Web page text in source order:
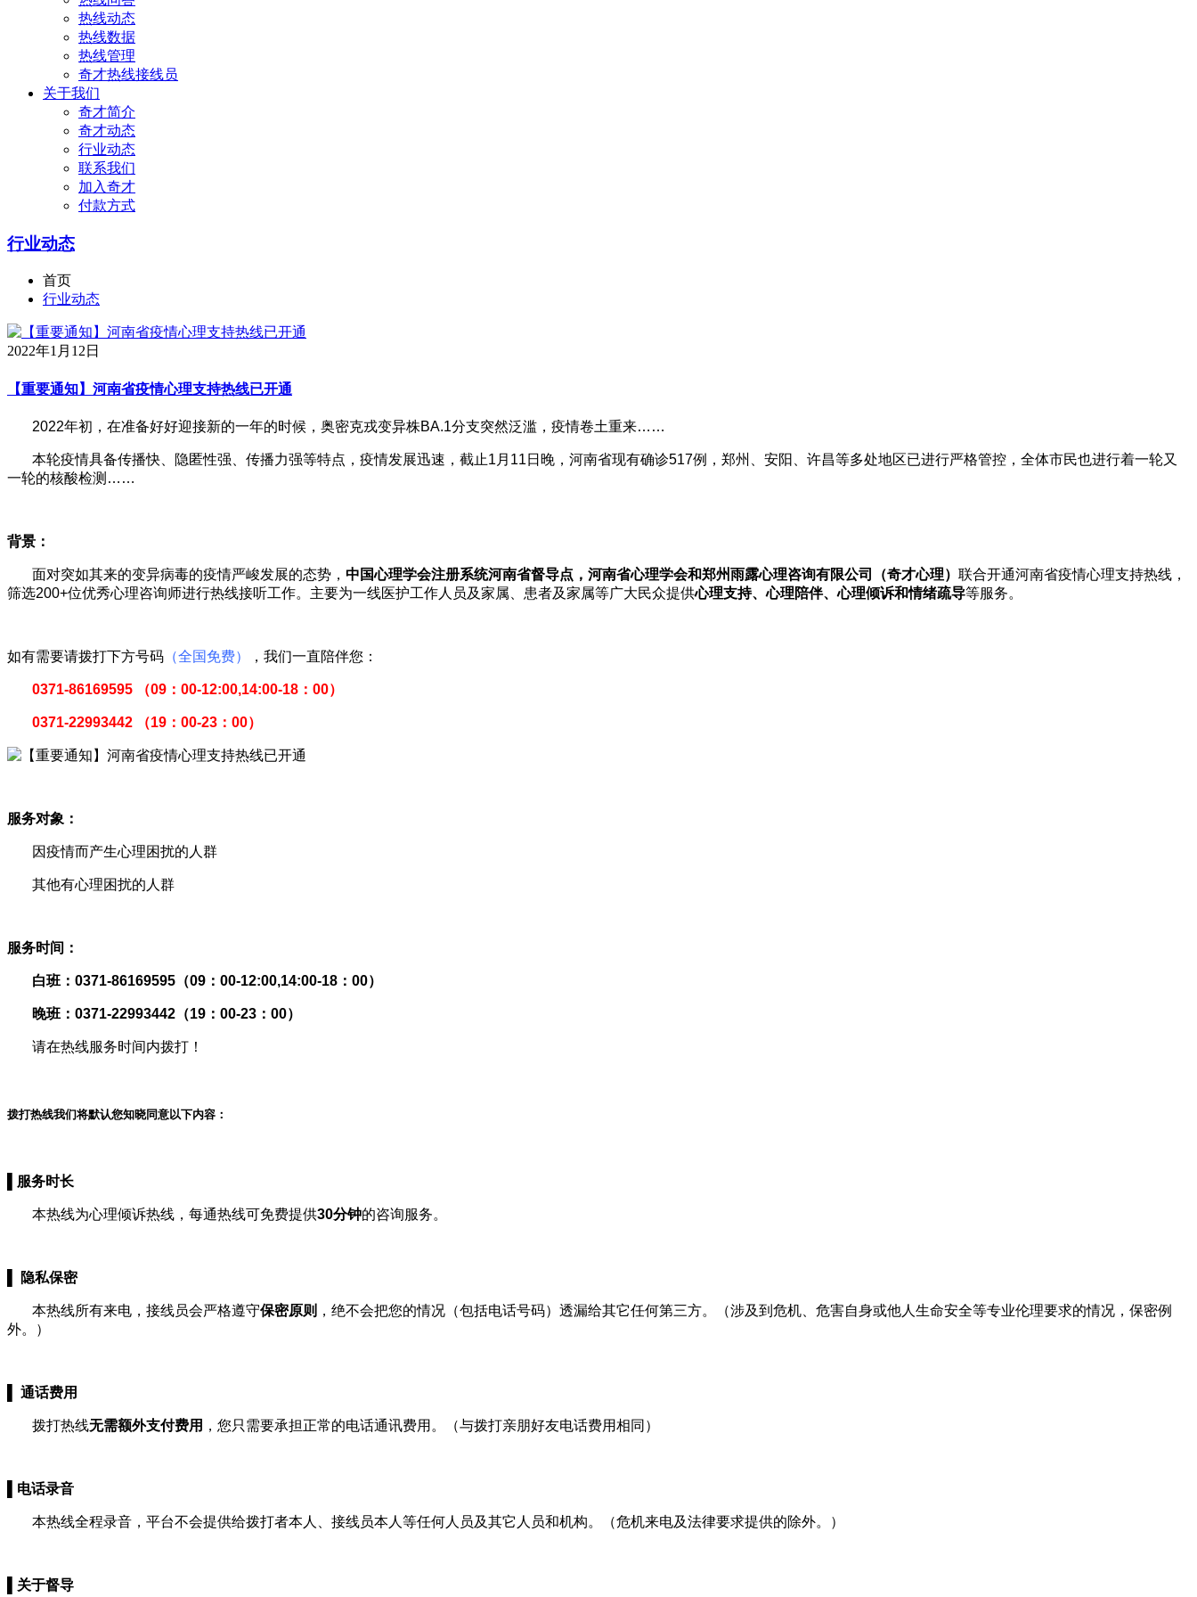
热线动态
热线数据
热线管理
奇才热线接线员
关于我们
奇才简介
奇才动态
行业动态
联系我们
加入奇才
付款方式
行业动态
首页
行业动态
2022年1月12日
【重要通知】河南省疫情心理支持热线已开通
2022年初，在准备好好迎接新的一年的时候，奥密克戎变异株BA.1分支突然泛滥，疫情卷土重来……
本轮疫情具备传播快、隐匿性强、传播力强等特点，疫情发展迅速，截止1月11日晚，河南省现有确诊517例，郑州、安阳、许昌等多处地区已进行严格管控，全体市民也进行着一轮又
一轮的核酸检测……
背景：
面对突如其来的变异病毒的疫情严峻发展的态势， 中国心理学会注册系统河南省督导点，河南省心理学会和郑州雨露心理咨询有限公司（奇才心理） 联合开通河南省疫情心理支持热线，
筛选200+位优秀心理咨询师进行热线接听工作。主要为一线医护工作人员及家属、患者及家属等广大民众提供心理支持、心理陪伴、心理倾诉和情绪疏导等服务。
如有需要请拨打下方号码 （全国免费） ，我们一直陪伴您：
0371-86169595 （09：00-12:00,14:00-18：00）
0371-22993442 （19：00-23：00）
服务对象：
因疫情而产生心理困扰的人群
其他有心理困扰的人群
服务时间：
白班：0371-86169595（09：00-12:00,14:00-18：00）
晚班：0371-22993442（19：00-23：00）
请在热线服务时间内拨打！
拨打热线我们将默认您知晓同意以下内容：
▌服务时长
本热线为心理倾诉热线，每通热线可免费提供30分钟的咨询服务。
▌ 隐私保密
本热线所有来电，接线员会严格遵守保密原则 ，绝不会把您的情况（包括电话号码）透漏给其它任何第三方。（涉及到危机、危害自身或他人生命安全等专业伦理要求的情况，保密例
外。）
▌ 通话费用
拨打热线无需额外支付费用 ，您只需要承担正常的电话通讯费用。（与拨打亲朋好友电话费用相同）
▌电话录音
本热线全程录音，平台不会提供给拨打者本人、接线员本人等任何人员及其它人员和机构。（危机来电及法律要求提供的除外。）
▌关于督导